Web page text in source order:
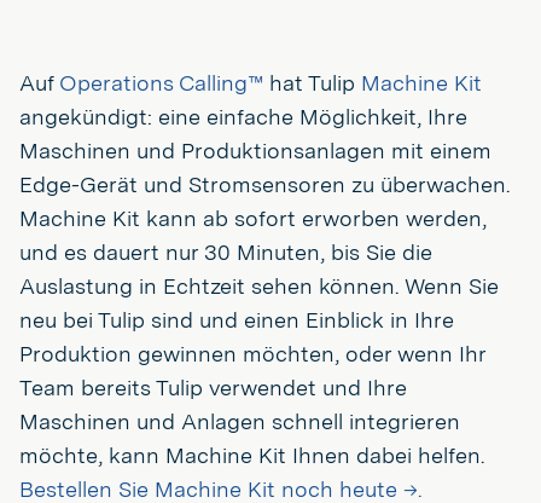
Auf Operations Calling™ hat Tulip Machine Kit
angekündigt: eine einfache Möglichkeit, Ihre
Maschinen und Produktionsanlagen mit einem
Edge-Gerät und Stromsensoren zu überwachen.
Machine Kit kann ab sofort erworben werden,
und es dauert nur 30 Minuten, bis Sie die
Auslastung in Echtzeit sehen können. Wenn Sie
neu bei Tulip sind und einen Einblick in Ihre
Produktion gewinnen möchten, oder wenn Ihr
Team bereits Tulip verwendet und Ihre
Maschinen und Anlagen schnell integrieren
möchte, kann Machine Kit Ihnen dabei helfen.
Bestellen Sie Machine Kit noch heute →.